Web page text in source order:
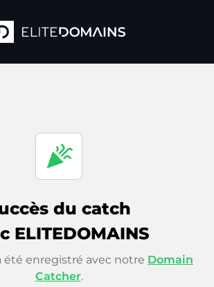
celebration
du catch
ELITEDOMAINS
été enregistré avec notre Domain
Catcher.